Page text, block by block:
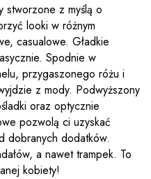
stworzone z myślą o
looki w różnym
casualowe. Gładkie
Spodnie w
przygaszonego różu i
z mody. Podwyższony
oraz optycznie
pozwolą ci uzyskać
dobranych dodatków.
a nawet trampek. To
kobiety!